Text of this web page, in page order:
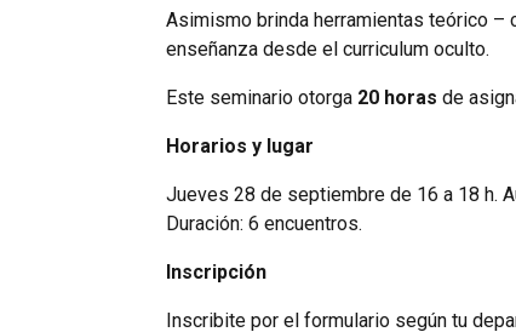
Asimismo brinda herramientas teórico –
enseñanza desde el curriculum oculto.
Este seminario otorga 20 horas de
Horarios y lugar
Jueves 28 de septiembre de 16 a 18 h.
Duración: 6 encuentros.
Inscripción
Inscribite por el formulario según tu